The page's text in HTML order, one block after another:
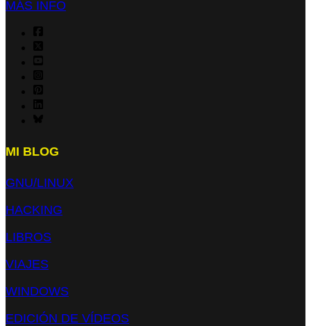
MÁS INFO
MI BLOG
GNU/LINUX
HACKING
LIBROS
VIAJES
WINDOWS
EDICIÓN DE VÍDEOS